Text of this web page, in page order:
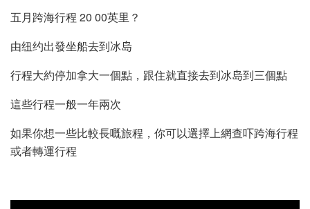
五月跨海行程 20 00英里？
由纽约出發坐船去到冰𡷊
行程大約停加拿大一個點，跟住就直接去到冰𡷊到三個點
這些行程一般一年兩次
如果你想一些比較長嘅旅程，你可以選擇上網查吓跨海行程
或者轉運行程